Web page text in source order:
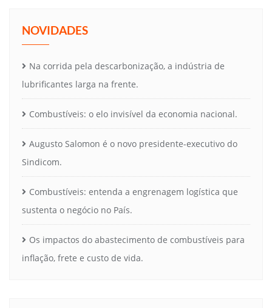
NOVIDADES
Na corrida pela descarbonização, a indústria de
lubrificantes larga na frente.
Combustíveis: o elo invisível da economia nacional.
Augusto Salomon é o novo presidente-executivo do
Sindicom.
Combustíveis: entenda a engrenagem logística que
sustenta o negócio no País.
Os impactos do abastecimento de combustíveis para
inflação, frete e custo de vida.